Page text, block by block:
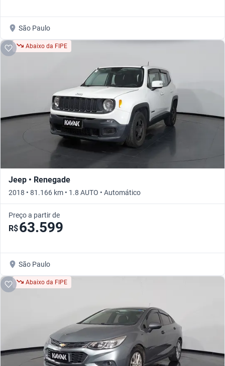
São Paulo
Abaixo da FIPE
Jeep • Renegade
2018 • 81.166 km • 1.8 AUTO • Automático
Preço a partir de
R$63.599
São Paulo
Abaixo da FIPE